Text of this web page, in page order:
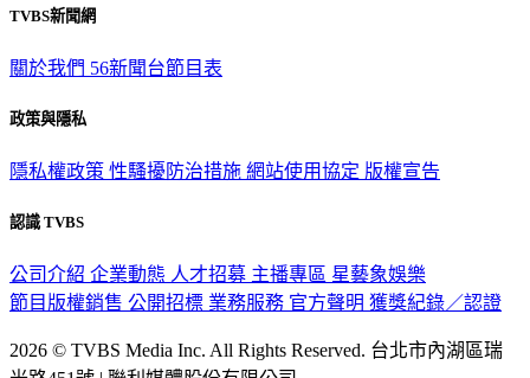
TVBS新聞網
關於我們 56新聞台節目表
政策與隱私
隱私權政策 性騷擾防治措施 網站使用協定 版權宣告
認識 TVBS
公司介紹 企業動態 人才招募 主播專區 星藝象娛樂
節目版權銷售 公開招標 業務服務 官方聲明 獲獎紀錄／認證
2026 © TVBS Media Inc. All Rights Reserved. 台北市內湖區瑞